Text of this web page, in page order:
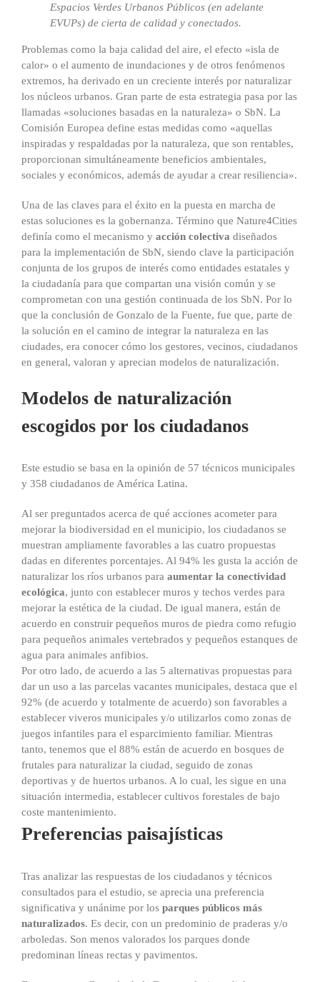
Espacios Verdes Urbanos Públicos (en adelante
EVUPs) de cierta de calidad y conectados.
Problemas como la baja calidad del aire, el efecto «isla de
calor» o el aumento de inundaciones y de otros fenómenos
extremos, ha derivado en un creciente interés por naturalizar
los núcleos urbanos. Gran parte de esta estrategia pasa por las
llamadas «soluciones basadas en la naturaleza» o SbN. La
Comisión Europea define estas medidas como «aquellas
inspiradas y respaldadas por la naturaleza, que son rentables,
proporcionan simultáneamente beneficios ambientales,
sociales y económicos, además de ayudar a crear resiliencia».
Una de las claves para el éxito en la puesta en marcha de
estas soluciones es la gobernanza. Término que Nature4Cities
definía como el mecanismo y acción colectiva diseñados
para la implementación de SbN, siendo clave la participación
conjunta de los grupos de interés como entidades estatales y
la ciudadanía para que compartan una visión común y se
comprometan con una gestión continuada de los SbN. Por lo
que la conclusión de Gonzalo de la Fuente, fue que, parte de
la solución en el camino de integrar la naturaleza en las
ciudades, era conocer cómo los gestores, vecinos, ciudadanos
en general, valoran y aprecian modelos de naturalización.
Modelos de naturalización
escogidos por los ciudadanos
Este estudio se basa en la opinión de 57 técnicos municipales
y 358 ciudadanos de América Latina.
Al ser preguntados acerca de qué acciones acometer para
mejorar la biodiversidad en el municipio, los ciudadanos se
muestran ampliamente favorables a las cuatro propuestas
dadas en diferentes porcentajes. Al 94% les gusta la acción de
naturalizar los ríos urbanos para aumentar la conectividad
ecológica, junto con establecer muros y techos verdes para
mejorar la estética de la ciudad. De igual manera, están de
acuerdo en construir pequeños muros de piedra como refugio
para pequeños animales vertebrados y pequeños estanques de
agua para animales anfibios.
Por otro lado, de acuerdo a las 5 alternativas propuestas para
dar un uso a las parcelas vacantes municipales, destaca que el
92% (de acuerdo y totalmente de acuerdo) son favorables a
establecer viveros municipales y/o utilizarlos como zonas de
juegos infantiles para el esparcimiento familiar. Mientras
tanto, tenemos que el 88% están de acuerdo en bosques de
frutales para naturalizar la ciudad, seguido de zonas
deportivas y de huertos urbanos. A lo cual, les sigue en una
situación intermedia, establecer cultivos forestales de bajo
coste mantenimiento.
Preferencias paisajísticas
Tras analizar las respuestas de los ciudadanos y técnicos
consultados para el estudio, se aprecia una preferencia
significativa y unánime por los parques públicos más
naturalizados. Es decir, con un predominio de praderas y/o
arboledas. Son menos valorados los parques donde
predominan líneas rectas y pavimentos.